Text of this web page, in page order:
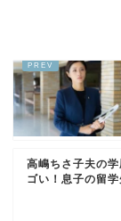
高嶋ちさ子夫の
ゴい！息子の留